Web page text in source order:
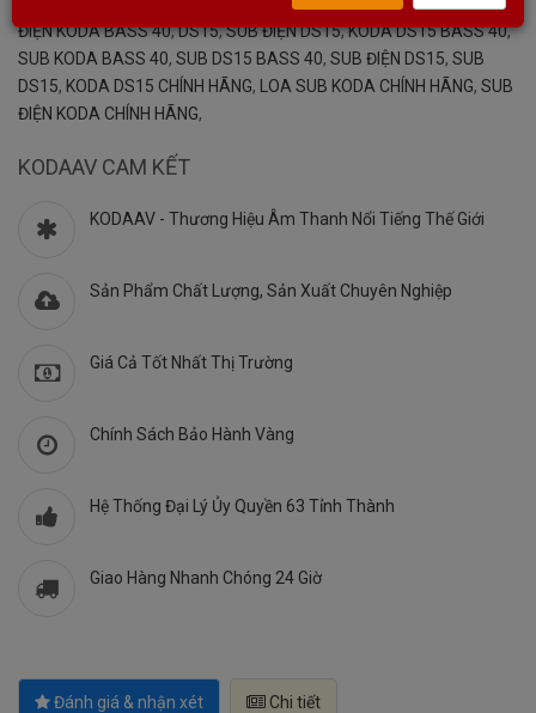
ĐIỆN KODA BASS 40,DS15,SUB ĐIỆN DS15,KODA DS15 BASS 40,
SUB KODA BASS 40, SUB DS15 BASS 40, SUB ĐIỆN DS15, SUB
DS15, KODA DS15 CHÍNH HÃNG, LOA SUB KODA CHÍNH HÃNG, SUB
ĐIỆN KODA CHÍNH HÃNG,
KODAAV CAM KẾT
KODAAV - Thương Hiệu Âm Thanh Nổi Tiếng Thế Giới
Sản Phẩm Chất Lượng, Sản Xuất Chuyên Nghiệp
Giá Cả Tốt Nhất Thị Trường
Chính Sách Bảo Hành Vàng
Hệ Thống Đại Lý Ủy Quyền 63 Tỉnh Thành
Giao Hàng Nhanh Chóng 24 Giờ
Đánh giá & nhận xét Chi tiết